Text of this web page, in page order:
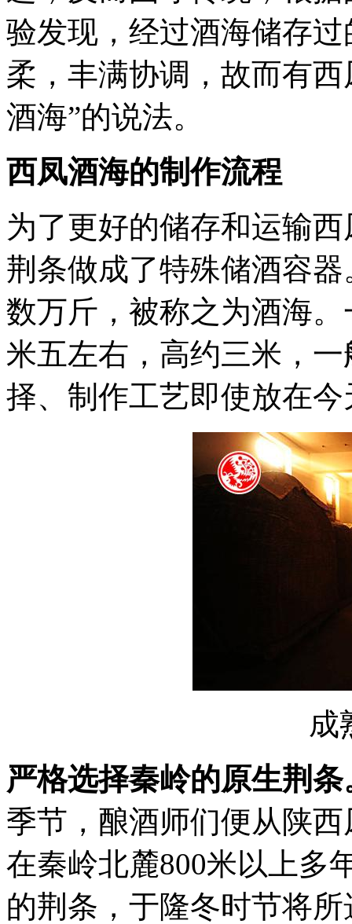
验发现，经过酒海储存
柔，丰满协调，故而有
酒海”的说法。
西凤酒海的制作流程
为了更好的储存和运输
荆条做成了特殊储酒容
数万斤，被称之为酒海
米五左右，高约三米，
择、制作工艺即使放在
成
严格选择秦岭的原生荆条
季节，酿酒师们便从陕
在秦岭北麓800米以上多
的荆条，于隆冬时节将